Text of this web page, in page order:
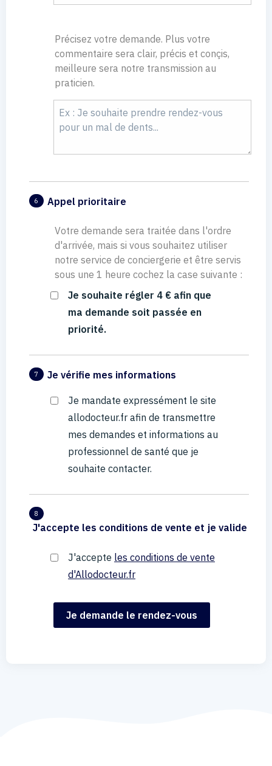
Précisez votre demande. Plus votre
commentaire sera clair, précis et conçis,
meilleure sera notre transmission au
praticien.
6 Appel prioritaire
Votre demande sera traitée dans l'ordre
d'arrivée, mais si vous souhaitez utiliser
notre service de conciergerie et être servis
sous une 1 heure cochez la case suivante :
Je souhaite régler 4 € afin que
ma demande soit passée en
priorité.
7 Je vérifie mes informations
Je mandate expressément le site
allodocteur.fr afin de transmettre
mes demandes et informations au
professionnel de santé que je
souhaite contacter.
8
J'accepte les conditions de vente et je valide
J'accepte les conditions de vente
d'Allodocteur.fr